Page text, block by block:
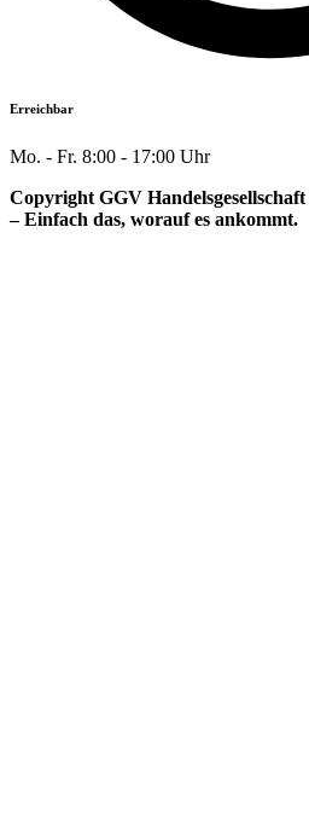
Erreichbar
Mo. - Fr. 8:00 - 17:00 Uhr
Copyright GGV
– Einfach das, worauf es ankommt.